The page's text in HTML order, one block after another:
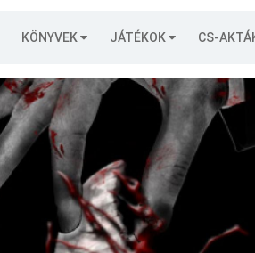
KÖNYVEK JÁTÉKOK CS-